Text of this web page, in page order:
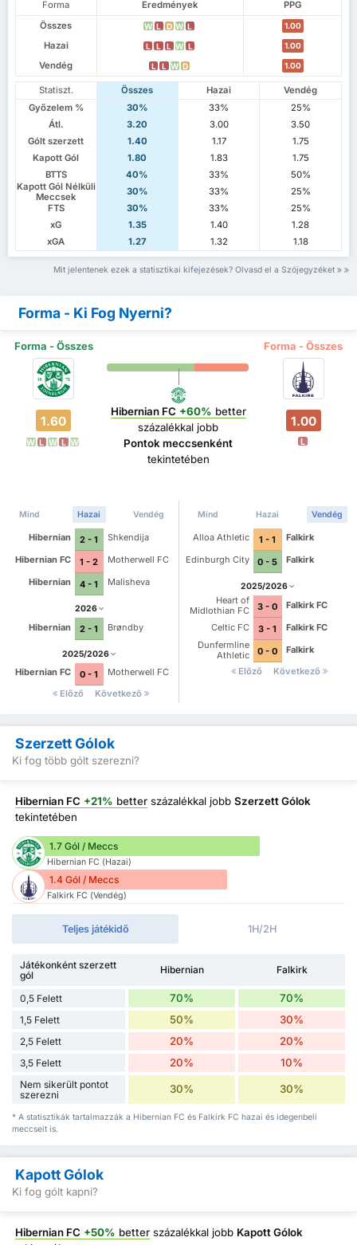
Forma Eredmények
PPG
Összes
W L D W L 1.00
Hazai L L L W L 1.00
Vendég L L W D 1.00
Statiszt. Összes Hazai
Vendég
Győzelem %
30% 33%
25%
Átl.
3.20 3.00
3.50
Gólt szerzett
1.40 1.17
1.75
Kapott Gól
1.80 1.83
1.75
BTTS
40% 33%
50%
Kapott Gól Nélküli
Meccsek
30% 33%
25%
FTS
30% 33%
25%
xG
1.35 1.40
1.28
xGA
1.27 1.32 1.18
Mit jelentenek ezek a statisztikai kifejezések? Olvasd el a Szójegyzéket
Forma - Ki Fog Nyerni?
Forma - Összes Forma - Összes
1.60
W L W L W
Hibernian FC +60% better
százalékkal jobb
Pontok meccsenként
tekintetében
1.00
L
Mind Hazai Vendég
Hibernian 2 - 1
Shkendija
Hibernian FC
1 - 2
Motherwell FC
Hibernian
4 - 1 Malisheva
2026
Hibernian 2 - 1 Brøndby
2025/2026
Hibernian FC 0 - 1
Motherwell FC
Előző
Következő
Mind Hazai Vendég
Alloa Athletic 1 - 1
Falkirk
Edinburgh City
0 - 5 Falkirk
2025/2026
Heart of
Midlothian FC
3 - 0
Falkirk FC
Celtic FC
3 - 1
Falkirk FC
Dunfermline
Athletic
0 - 0
Falkirk
Előző
Következő
Szerzett Gólok
Ki fog több gólt szerezni?
Hibernian FC +21% better százalékkal jobb Szerzett Gólok
tekintetében
1.7 Gól / Meccs
Hibernian FC (Hazai)
1.4 Gól / Meccs
Falkirk FC (Vendég)
Teljes játékidő 1H/2H
Játékonként szerzett
gól
Hibernian Falkirk
0,5 Felett 70% 70%
1,5 Felett 50% 30%
2,5 Felett 20% 20%
3,5 Felett 20% 10%
Nem sikerült pontot
szerezni
30% 30%
* A statisztikák tartalmazzák a Hibernian FC és Falkirk FC hazai és idegenbeli
meccseit is.
Kapott Gólok
Ki fog gólt kapni?
Hibernian FC +50% better százalékkal jobb Kapott Gólok